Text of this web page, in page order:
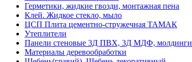
Герметики, жидкие гвозди, монтажная пена
Клей. Жидкое стекло, мыло
ЦСП Плита цементно-стружечная ТАМАК
Утеплители
Панели стеновые 3Д ПВХ, 3Д МДФ, молдинги
Материалы деревообработки